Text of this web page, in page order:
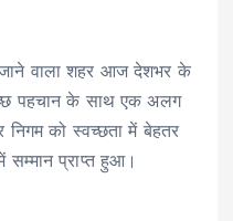
जाने वाला शहर आज देशभर के
पहचान के साथ एक अलग
निगम को स्वच्छता में बेहतर
सम्मान प्राप्त हुआ।